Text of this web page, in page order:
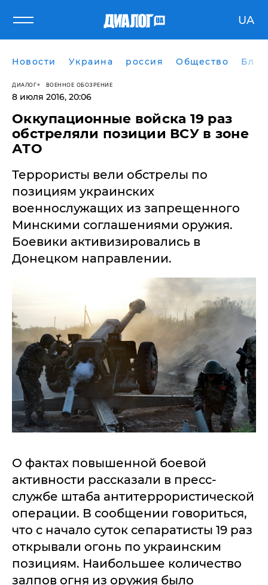
UA
Новости Украина россия Общество
ДИАЛОГ ВОЕННОЕ ОБОЗРЕНИЕ
8 июля 2016, 20:06
Оккупационные войска 19 раз
обстреляли позиции ВСУ в зоне
АТО
Террористы вели обстрелы по
позициям украинских
военнослужащих из запрещенного
Минскими соглашениями оружия.
Боевики активизировались в
Донецком направлении.
О фактах повышенной боевой
активности рассказали в пресс-
службе штаба антитеррористической
операции. В сообщении говориться,
что с начало суток сепаратисты 19 раз
открывали огонь по украинским
позициям. Наибольшее количество
залпов огня из оружия было